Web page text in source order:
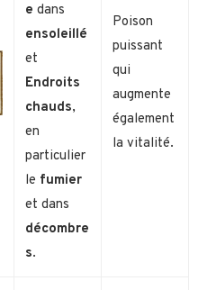
e dans
ensoleillé
et
Endroits
chauds,
en
particulier
le fumier
et dans
décombre
s.
Poison
puissant
qui
augmente
également
la vitalité.